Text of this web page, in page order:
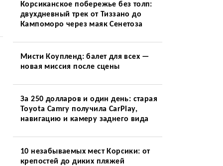
Корсиканское побережье без толп:
двухдневный трек от Тиззано до
Кампоморо через маяк Сенетоза
Мисти Коупленд: балет для всех —
новая миссия после сцены
За 250 долларов и один день: старая
Toyota Camry получила CarPlay,
навигацию и камеру заднего вида
10 незабываемых мест Корсики: от
крепостей до диких пляжей